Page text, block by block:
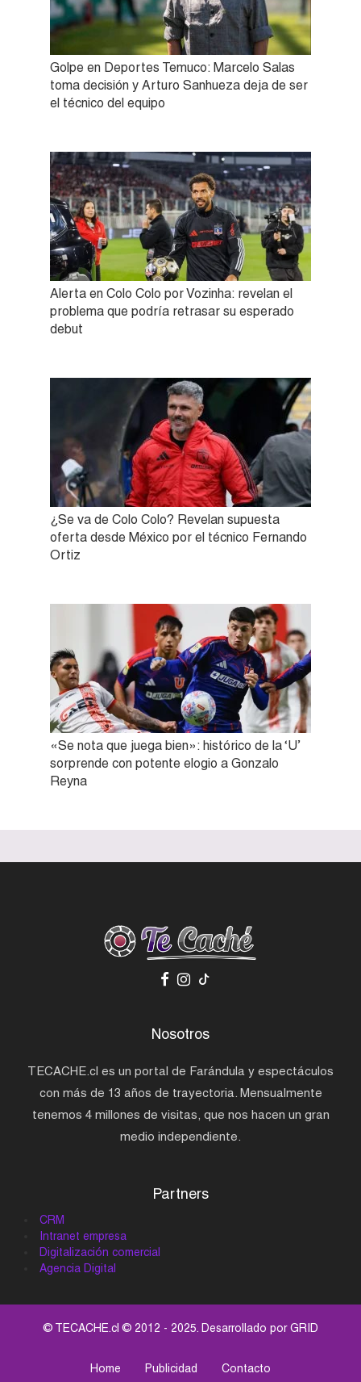
Golpe en Deportes Temuco: Marcelo Salas
toma decisión y Arturo Sanhueza deja de ser
el técnico del equipo
Alerta en Colo Colo por Vozinha: revelan el
problema que podría retrasar su esperado
debut
¿Se va de Colo Colo? Revelan supuesta
oferta desde México por el técnico Fernando
Ortiz
«Se nota que juega bien»: histórico de la ‘U’
sorprende con potente elogio a Gonzalo
Reyna
Nosotros
TECACHE.cl es un portal de Farándula y espectáculos
con más de 13 años de trayectoria. Mensualmente
tenemos 4 millones de visitas, que nos hacen un gran
medio independiente.
Partners
CRM
Intranet empresa
Digitalización comercial
Agencia Digital
© TECACHE.cl © 2012 - 2025. Desarrollado porGRID
Home Publicidad Contacto